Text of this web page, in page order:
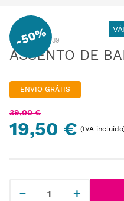
-50%
:GE0101039
ASSENTO DE
ENVIO GRÁTIS
39,00 €
19,50 € (IVA
＋
－